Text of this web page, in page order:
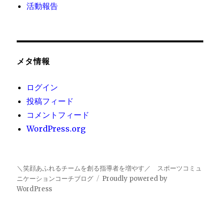
活動報告
メタ情報
ログイン
投稿フィード
コメントフィード
WordPress.org
＼笑顔あふれるチームを創る指導者を増やす／ スポーツコミュ
ニケーションコーチブログ
Proudly powered by
WordPress